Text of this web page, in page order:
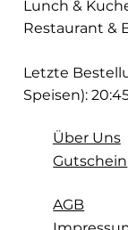
Lunch &
Restaurant &
Letzte
Speisen):
Über Uns
Gutschein
AGB